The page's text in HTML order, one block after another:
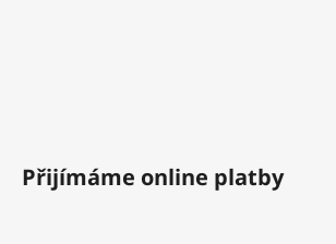
Přijímáme online platby